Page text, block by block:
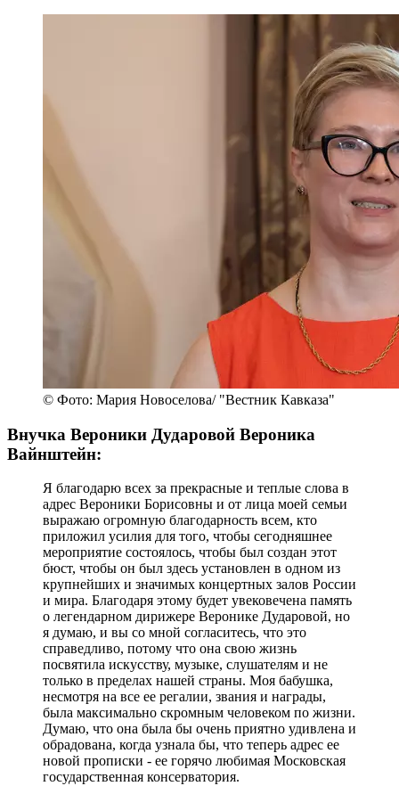
© Фото: Мария Новоселова/ "Вестник Кавказа"
Внучка Вероники Дударовой Вероника
Вайнштейн:
Я благодарю всех за прекрасные и теплые слова в
адрес Вероники Борисовны и от лица моей семьи
выражаю огромную благодарность всем, кто
приложил усилия для того, чтобы сегодняшнее
мероприятие состоялось, чтобы был создан этот
бюст, чтобы он был здесь установлен в одном из
крупнейших и значимых концертных залов России
и мира. Благодаря этому будет увековечена память
о легендарном дирижере Веронике Дударовой, но
я думаю, и вы со мной согласитесь, что это
справедливо, потому что она свою жизнь
посвятила искусству, музыке, слушателям и не
только в пределах нашей страны. Моя бабушка,
несмотря на все ее регалии, звания и награды,
была максимально скромным человеком по жизни.
Думаю, что она была бы очень приятно удивлена и
обрадована, когда узнала бы, что теперь адрес ее
новой прописки - ее горячо любимая Московская
государственная консерватория.